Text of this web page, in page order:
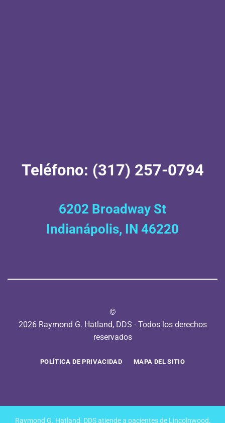
Teléfono: (317) 257-0794
6202 Broadway St
Indianápolis, IN 46220
©
2026 Raymond G. Hatland, DDS - Todos los derechos
reservados
POLÍTICA DE PRIVACIDAD MAPA DEL SITIO
Raymond G. Hatland, DDS atiende a pacientes de Lincolnwood,